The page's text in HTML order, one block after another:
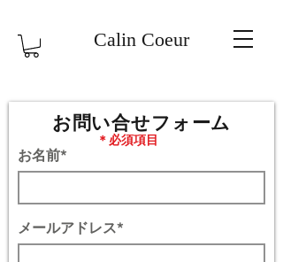
Calin Coeur
お問い合せフォーム
お名前*
メールアドレス*
＊​必須項目